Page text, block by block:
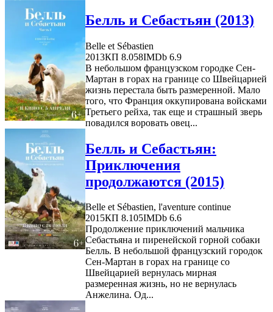
Белль и Себастьян (2013)
Belle et Sébastien
2013КП 8.058IMDb 6.9
В небольшом французском городке Сен-
Мартан в горах на границе со Швейцарией
жизнь перестала быть размеренной. Мало
того, что Франция оккупирована войсками
Третьего рейха, так еще и страшный зверь
повадился воровать овец...
Белль и Себастьян:
Приключения
продолжаются (2015)
Belle et Sébastien, l'aventure continue
2015КП 8.105IMDb 6.6
Продолжение приключений мальчика
Себастьяна и пиренейской горной собаки
Белль. В небольшой французский городок
Сен-Мартан в горах на границе со
Швейцарией вернулась мирная
размеренная жизнь, но не вернулась
Анжелина. Од...